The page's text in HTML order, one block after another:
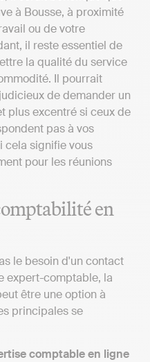
à Bousse, à proximité
ou de votre
il reste essentiel de
la qualité du service
Il pourrait
de demander un
plus excentré si ceux de
pas à vos
cela signifie vous
pour les réunions
en
le besoin d'un contact
expert-comptable, la
être une option à
principales se
comptable en ligne